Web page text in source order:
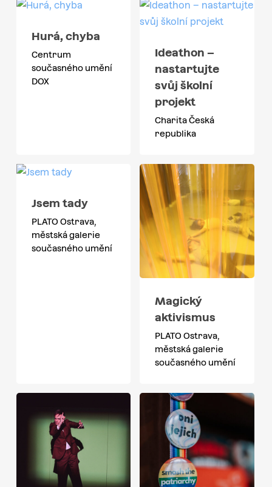
Hurá, chyba
Centrum
současného umění
DOX
Ideathon –
nastartujte
svůj školní
projekt
Charita Česká
republika
Jsem tady
PLATO Ostrava,
městská galerie
současného umění
Magický
aktivismus
PLATO Ostrava,
městská galerie
současného umění